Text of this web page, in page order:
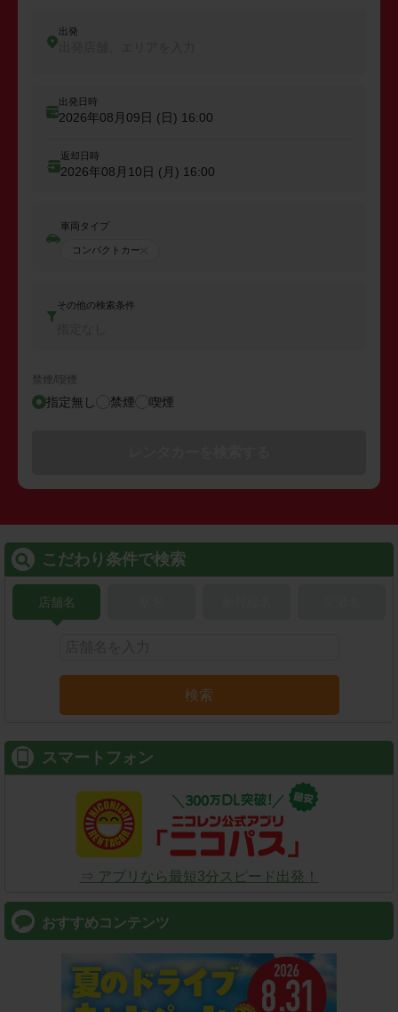
出発
出発日時
2026年08月09日 (日) 16:00
返却日時
2026年08月10日 (月) 16:00
車両タイプ
コンパクトカー
その他の検索条件
禁煙/喫煙
指定無し 禁煙 喫煙
こだわり条件で検索
店舗名
検索
スマートフォン
⇒ アプリなら最短3分スピード出発！
おすすめコンテンツ